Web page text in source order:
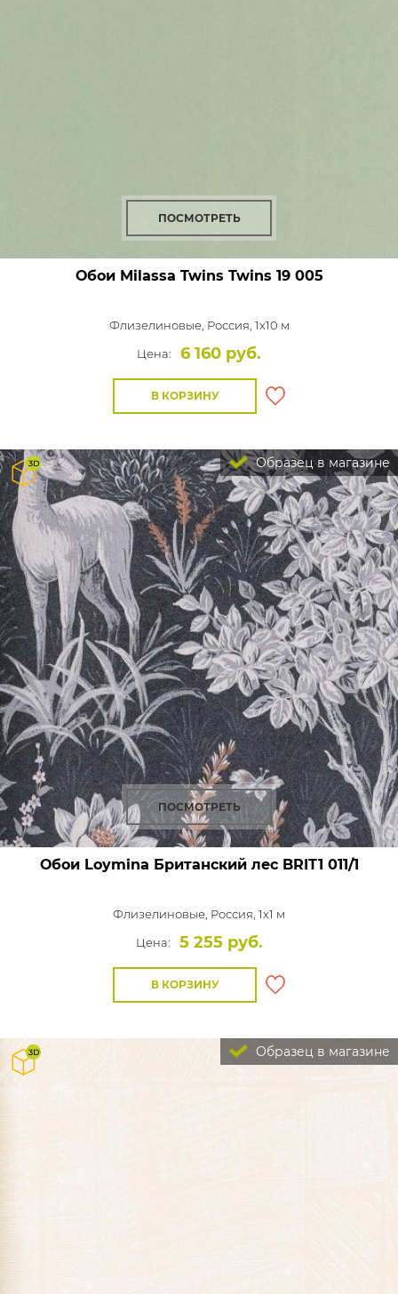
ПОСМОТРЕТЬ
Обои Milassa Twins Twins 19 005
Флизелиновые, Россия, 1x10 м
Цена:
6 160 руб.
В КОРЗИНУ
Образец в магазине
ПОСМОТРЕТЬ
Обои Loymina Британский лесBRIT1 011/1
Флизелиновые, Россия, 1x1 м
Цена:
5 255 руб.
В КОРЗИНУ
Образец в магазине